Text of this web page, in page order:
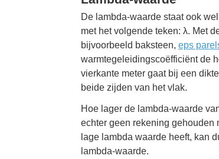
De lambda-waarde staat ook
met het volgende teken: λ. Met
bijvoorbeeld baksteen, eps
warmtegeleidingscoëfficiënt de
vierkante meter gaat bij een
beide zijden van het vlak.
Hoe lager de lambda-waarde
echter geen rekening gehouden
lage lambda waarde heeft, kan
lambda-waarde.